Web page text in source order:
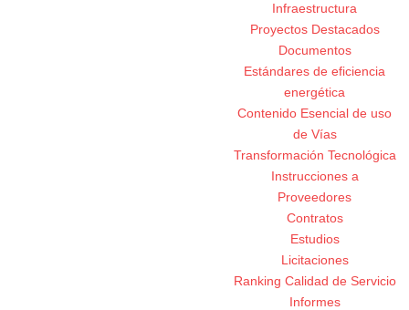
Infraestructura
Proyectos Destacados
Documentos
Estándares de eficiencia
energética
Contenido Esencial de uso
de Vías
Transformación Tecnológica
Instrucciones a
Proveedores
Contratos
Estudios
Licitaciones
Ranking Calidad de Servicio
Informes